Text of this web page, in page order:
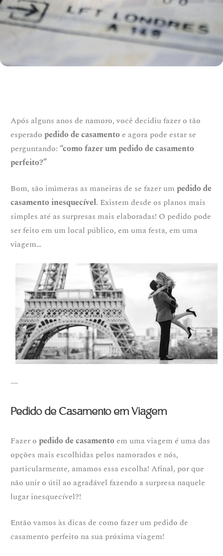
Após alguns anos de namoro, você decidiu fazer o tão
esperado pedido de casamento e agora pode estar se
perguntando: “como fazer um pedido de casamento
perfeito?”
Bom, são inúmeras as maneiras de se fazer um pedido de
casamento inesquecível. Existem desde os planos mais
simples até as surpresas mais elaboradas! O pedido pode
ser feito em um local público, em uma festa, em uma
viagem…
—
Pedido de Casamento em Viagem
Fazer o pedido de casamento em uma viagem é uma das
opções mais escolhidas pelos namorados e nós,
particularmente, amamos essa escolha! Afinal, por que
não unir o útil ao agradável fazendo a surpresa naquele
lugar inesquecível?!
Então vamos às dicas de como fazer um pedido de
casamento perfeito na sua próxima viagem!